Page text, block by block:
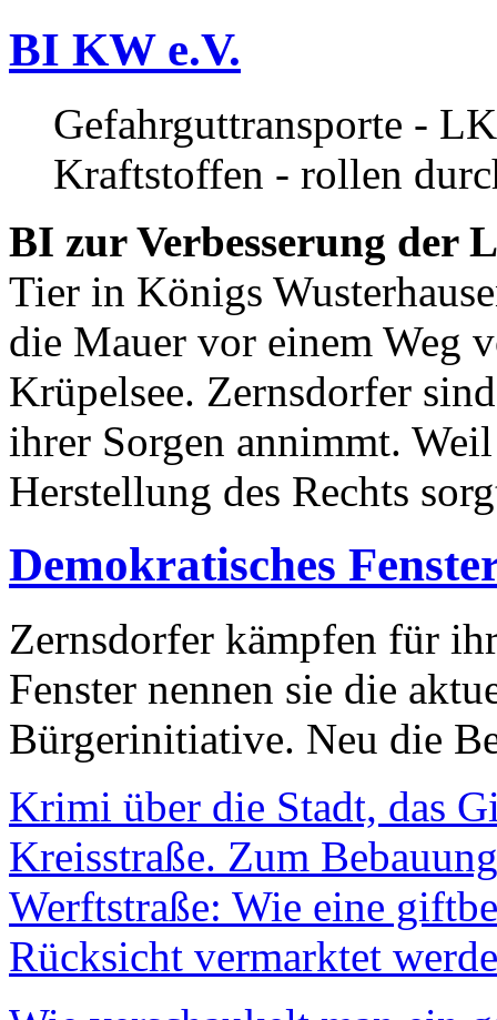
BI KW e.V.
Gefahrguttransporte -
Kraftstoffen - rollen
BI zur Verbesserung der
Tier in Königs
die Mauer vor einem Weg
Krüpelsee. Zernsdorfer
ihrer Sorgen annimmt.
Herstellung des Rechts
Demokratisches
Zernsdorfer kämpfen für
Fenster nennen sie die
Bürgerinitiative. Neu die
Krimi über die Stadt, das
Kreisstraße. Zum
Werftstraße: Wie eine
Rücksicht vermarktet